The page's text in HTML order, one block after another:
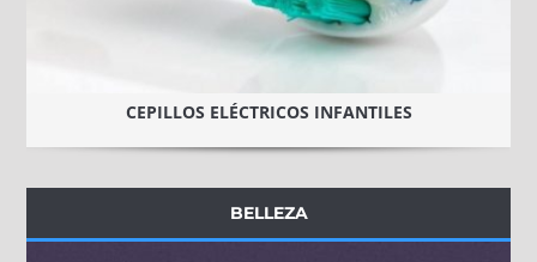
CEPILLOS ELÉCTRICOS INFANTILES
BELLEZA